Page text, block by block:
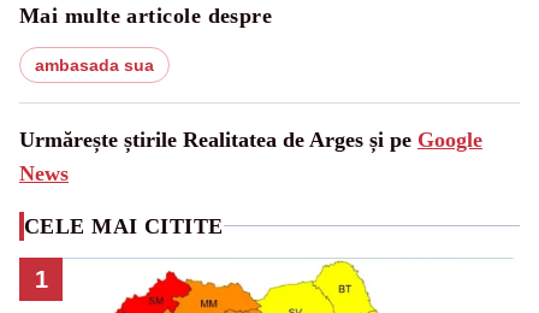
Mai multe articole despre
ambasada sua
Urmărește știrile Realitatea de Arges și pe Google
News
CELE MAI CITITE
1